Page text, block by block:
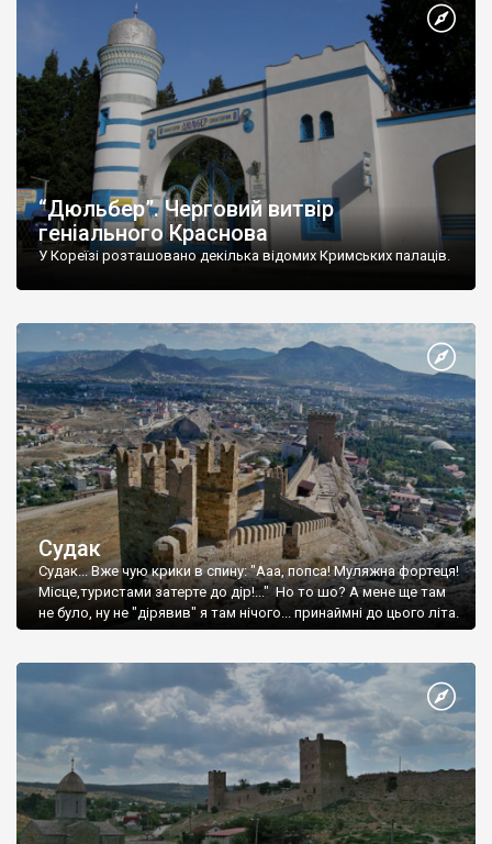
“Дюльбер”. Черговий витвір
геніального Краснова
У Кореїзі розташовано декілька відомих Кримських палаців.
Судак
Судак... Вже чую крики в спину: "Ааа, попса! Муляжна фортеця!
Місце,туристами затерте до дір!..." Но то шо? А мене ще там
не було, ну не "дірявив" я там нічого... принаймні до цього літа.